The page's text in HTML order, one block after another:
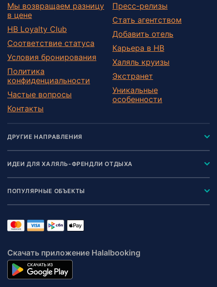
Мы возвращаем разницу
в цене
HB Loyalty Club
Соответствие статуса
Условия бронирования
Политика
конфиденциальности
Частые вопросы
Контакты
Пресс-релизы
Стать агентством
Добавить отель
Карьера в HB
Халяль круизы
Экстранет
Уникальные
особенности
ДРУГИЕ НАПРАВЛЕНИЯ
ИДЕИ ДЛЯ ХАЛЯЛЬ-ФРЕНДЛИ ОТДЫХА
ПОПУЛЯРНЫЕ ОБЪЕКТЫ
Скачать приложение Halalbooking